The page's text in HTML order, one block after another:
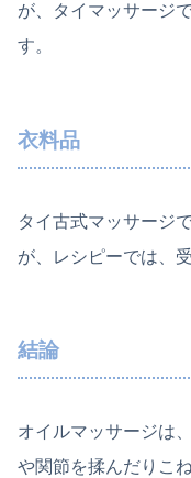
が、タイマッサージ
す。
衣料品
タイ古式マッサージ
が、レシピーでは、
結論
オイルマッサージは
や関節を揉んだりこ